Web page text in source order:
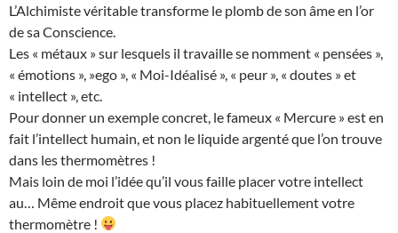
L’Alchimiste véritable transforme le plomb de son âme en l’or
de sa Conscience.
Les « métaux » sur lesquels il travaille se nomment « pensées »,
« émotions », »ego », « Moi-Idéalisé », « peur », « doutes » et
« intellect », etc.
Pour donner un exemple concret, le fameux « Mercure » est en
fait l’intellect humain, et non le liquide argenté que l’on trouve
dans les thermomètres !
Mais loin de moi l’idée qu’il vous faille placer votre intellect
au… Même endroit que vous placez habituellement votre
thermomètre !